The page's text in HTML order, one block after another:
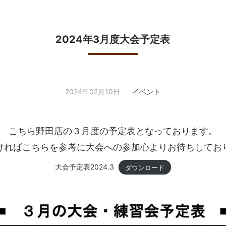
2024年3月度大会予定表
2024年02月10日 イベント
こちら野田店の３月度の予定表となっております。
ればこちらを参考に大会への参加心よりお待ちしてお
大会予定表2024.3 ダウンロード